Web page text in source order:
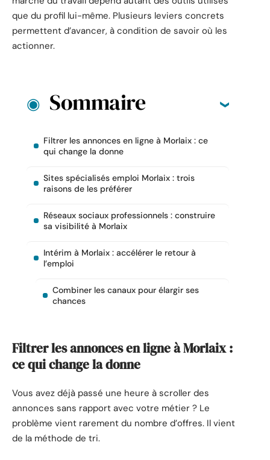
que du profil lui-même. Plusieurs leviers concrets
permettent d’avancer, à condition de savoir où les
actionner.
Sommaire
Filtrer les annonces en ligne à Morlaix : ce
qui change la donne
Sites spécialisés emploi Morlaix : trois
raisons de les préférer
Réseaux sociaux professionnels : construire
sa visibilité à Morlaix
Intérim à Morlaix : accélérer le retour à
l’emploi
Combiner les canaux pour élargir ses
chances
Filtrer les annonces en ligne à Morlaix :
ce qui change la donne
Vous avez déjà passé une heure à scroller des
annonces sans rapport avec votre métier ? Le
problème vient rarement du nombre d’offres. Il vient
de la méthode de tri.